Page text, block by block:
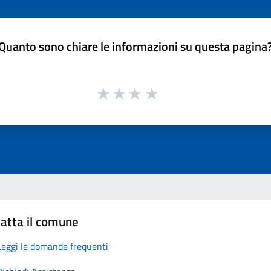
sono chiare le informazioni su questa
il comune
le domande frequenti